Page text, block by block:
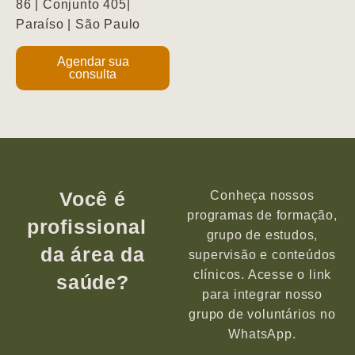
86 | Conjunto 405|
Paraíso | São Paulo
Agendar sua
consulta
Você é
profissional
da área da
saúde?
Conheça nossos
programas de formação,
grupo de estudos,
supervisão e conteúdos
clínicos. Acesse o link
para integrar nosso
grupo de voluntários no
WhatsApp.